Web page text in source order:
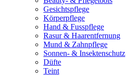
Gesichtspflege
Körperpflege
Hand & Fusspflege
Rasur & Haarentfernung
Mund & Zahnpflege
Sonnen- & Insektenschutz
Düfte
Teint